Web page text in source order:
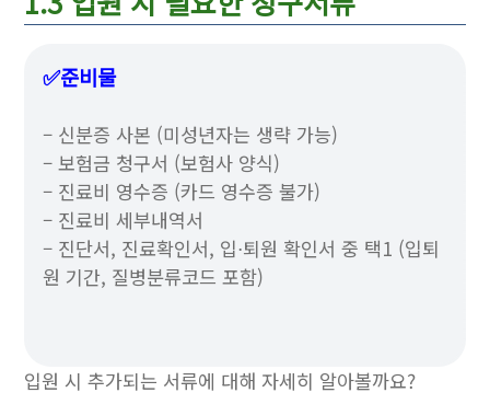
✅준비물
– 신분증 사본 (미성년자는 생략 가능)
– 보험금 청구서 (보험사 양식)
– 진료비 영수증 (카드 영수증 불가)
– 진료비 세부내역서
– 진단서, 진료확인서, 입⋅퇴원 확인서 중 택1 (입퇴
원 기간, 질병분류코드 포함)
입원 시 추가되는 서류에 대해 자세히 알아볼까요?